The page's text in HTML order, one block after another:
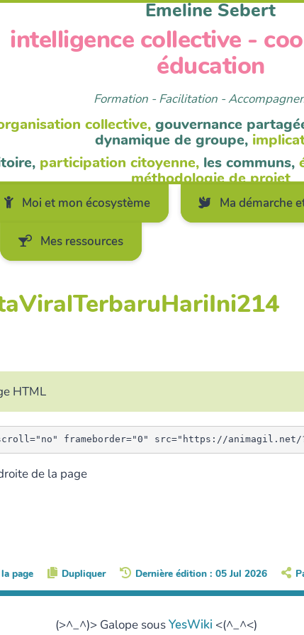
Moi et mon écosystème Ma démarche
Mes ressources
Emeline Sebert
intelligence collective -
éducation
Formation - Facilitation -
collective, gouvernance
dynamique de groupe,
participation citoyenne, les communs,
méthodologie de projet
HTML
de la page
page Dupliquer Dernière édition : 05 Jul 2026
(>^_^)> Galope sousYesWiki <(^_^<)